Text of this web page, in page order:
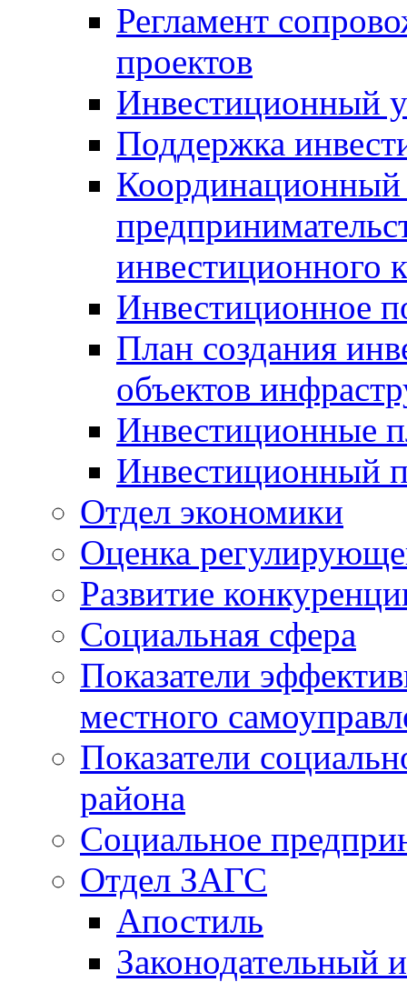
Регламент
проектов
Инвестиционный
Поддержка
Координационный
инвестиционного
Инвестиционное
План создания
объектов
Инвестиционные
Инвестиционный
Отдел экономики
Оценка
Развитие
Социальная сфера
Показатели
местного
Показатели
района
Социальное
Отдел ЗАГС
Апостиль
Законодательный